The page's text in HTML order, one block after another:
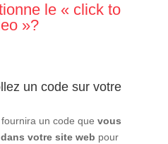
le « click to
»?
un code sur votre
un code que vous
votre site web pour